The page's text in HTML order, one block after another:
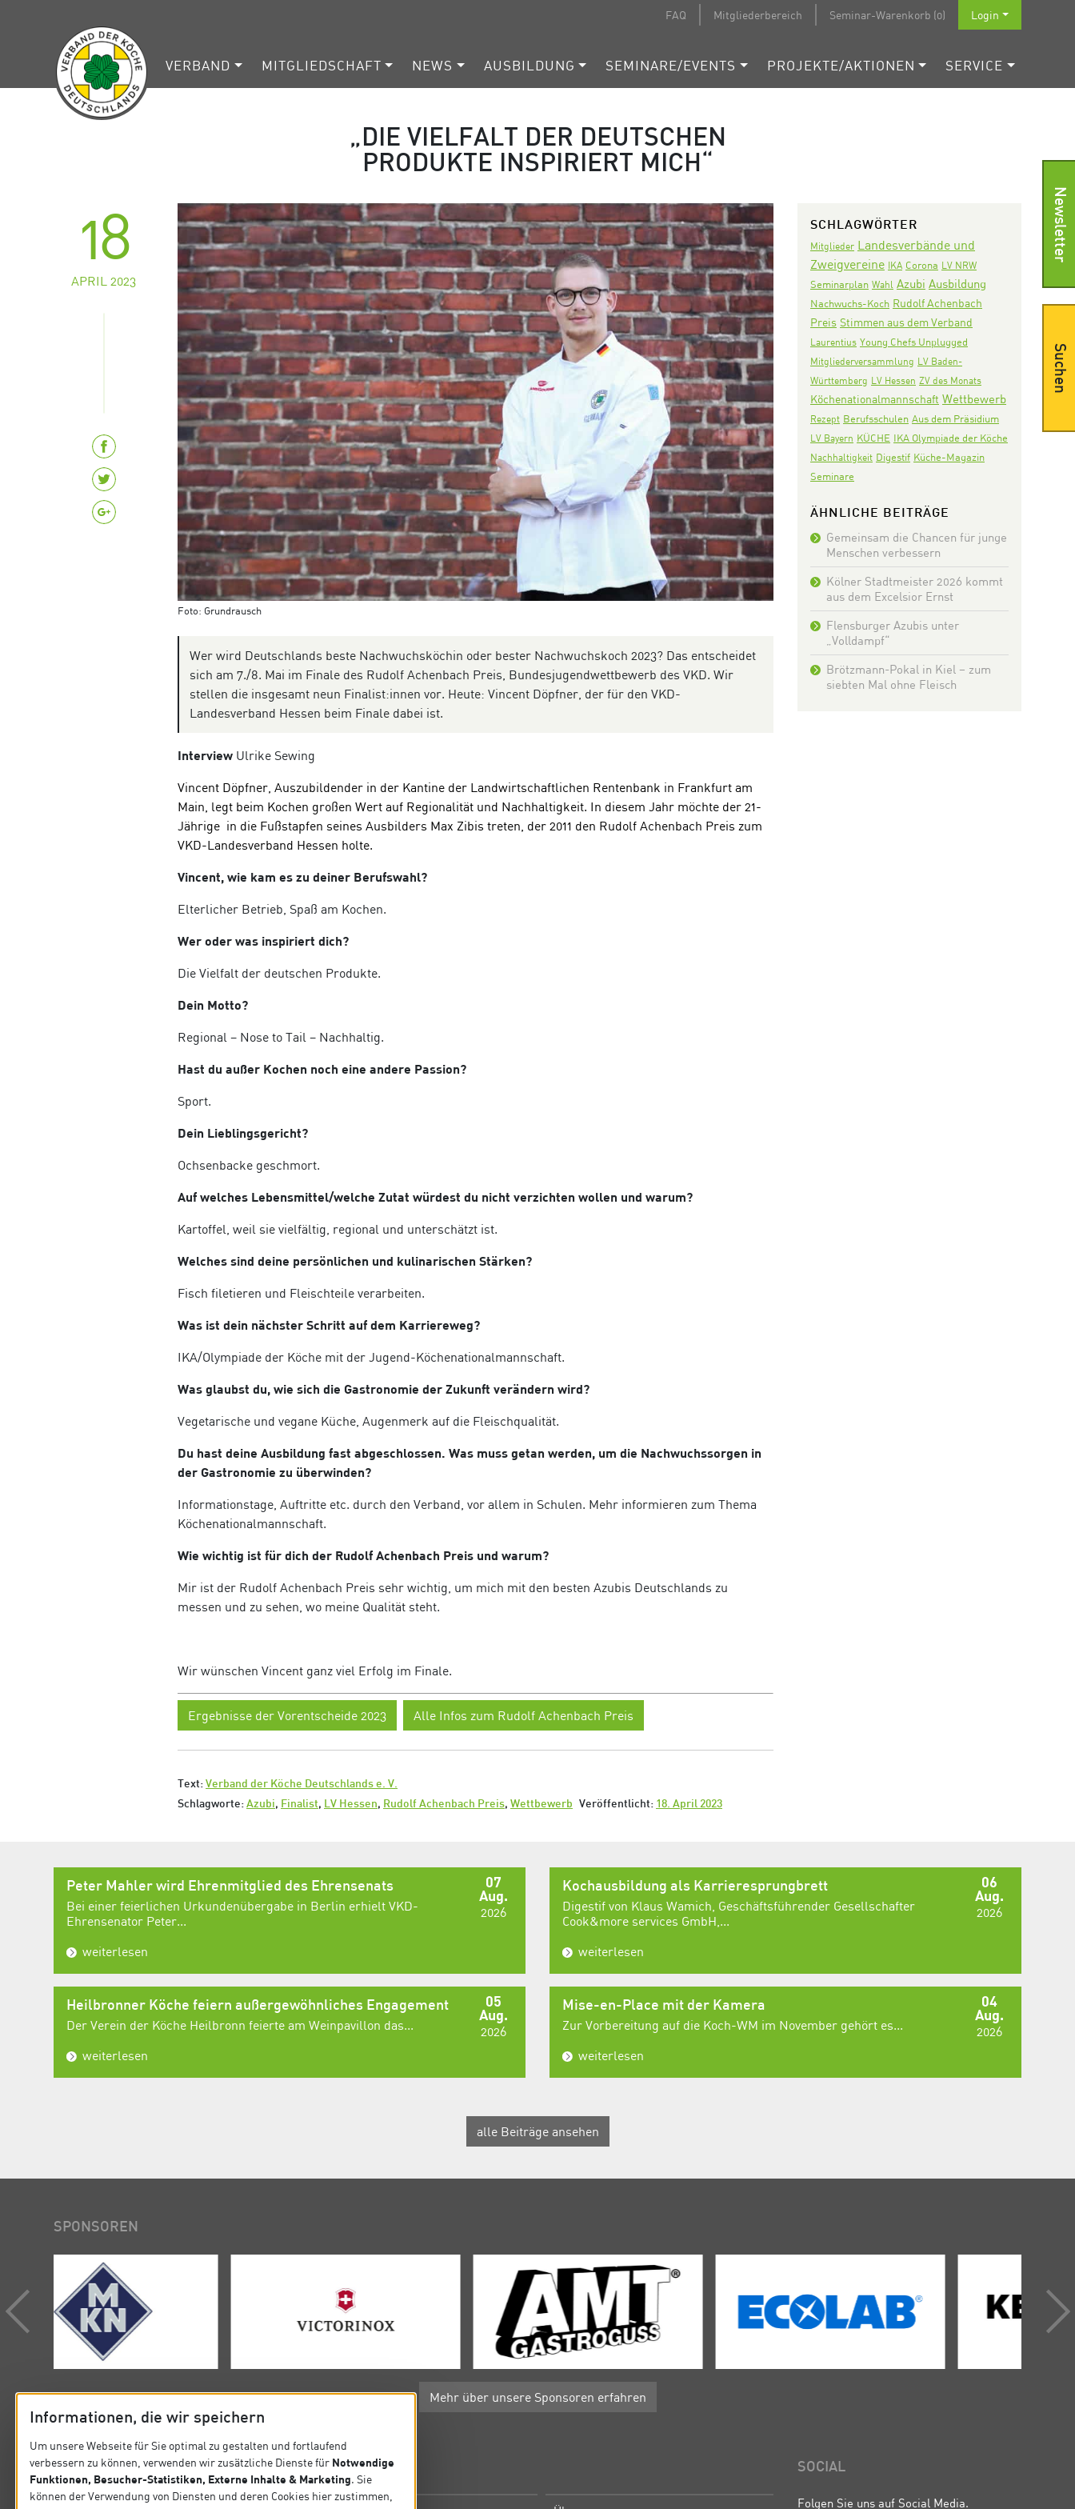
FAQ Mitgliederbereich Seminar-Warenkorb (0) Login
VERBAND MITGLIEDSCHAFT NEWS AUSBILDUNG SEMINARE/EVENTS PROJEKTE/AKTIONEN SERVICE
„DIE VIELFALT DER DEUTSCHEN
PRODUKTE INSPIRIERT MICH“
18
APRIL 2023
Foto: Grundrausch
Wer wird Deutschlands beste Nachwuchsköchin oder bester Nachwuchskoch 2023? Das entscheidet
sich am 7./8. Mai im Finale des Rudolf Achenbach Preis, Bundesjugendwettbewerb des VKD. Wir
stellen die insgesamt neun Finalist:innen vor. Heute: Vincent Döpfner, der für den VKD-
Landesverband Hessen beim Finale dabei ist.
Interview Ulrike Sewing
Vincent Döpfner, Auszubildender in der Kantine der Landwirtschaftlichen Rentenbank in Frankfurt am
Main, legt beim Kochen großen Wert auf Regionalität und Nachhaltigkeit. In diesem Jahr möchte der 21-
Jährige in die Fußstapfen seines Ausbilders Max Zibis treten, der 2011 den Rudolf Achenbach Preis zum
VKD-Landesverband Hessen holte.
Vincent, wie kam es zu deiner Berufswahl?
Elterlicher Betrieb, Spaß am Kochen.
Wer oder was inspiriert dich?
Die Vielfalt der deutschen Produkte.
Dein Motto?
Regional – Nose to Tail – Nachhaltig.
Hast du außer Kochen noch eine andere Passion?
Sport.
Dein Lieblingsgericht?
Ochsenbacke geschmort.
Auf welches Lebensmittel/welche Zutat würdest du nicht verzichten wollen und warum?
Kartoffel, weil sie vielfältig, regional und unterschätzt ist.
Welches sind deine persönlichen und kulinarischen Stärken?
Fisch filetieren und Fleischteile verarbeiten.
Was ist dein nächster Schritt auf dem Karriereweg?
IKA/Olympiade der Köche mit der Jugend-Köchenationalmannschaft.
Was glaubst du, wie sich die Gastronomie der Zukunft verändern wird?
Vegetarische und vegane Küche, Augenmerk auf die Fleischqualität.
Du hast deine Ausbildung fast abgeschlossen. Was muss getan werden, um die Nachwuchssorgen in
der Gastronomie zu überwinden?
Informationstage, Auftritte etc. durch den Verband, vor allem in Schulen. Mehr informieren zum Thema
Köchenationalmannschaft.
Wie wichtig ist für dich der Rudolf Achenbach Preis und warum?
Mir ist der Rudolf Achenbach Preis sehr wichtig, um mich mit den besten Azubis Deutschlands zu
messen und zu sehen, wo meine Qualität steht.
Wir wünschen Vincent ganz viel Erfolg im Finale.
Ergebnisse der Vorentscheide 2023 Alle Infos zum Rudolf Achenbach Preis
Text: Verband der Köche Deutschlands e. V.
Schlagworte: Azubi, Finalist, LV Hessen, Rudolf Achenbach Preis, Wettbewerb Veröffentlicht: 18. April 2023
SCHLAGWÖRTER
Mitglieder Landesverbände und
Zweigvereine IKA Corona LV NRW
Seminarplan Wahl Azubi Ausbildung
Nachwuchs-Koch Rudolf Achenbach
Preis Stimmen aus dem Verband
Laurentius Young Chefs Unplugged
Mitgliederversammlung LV Baden-
Württemberg LV Hessen ZV des Monats
Köchenationalmannschaft Wettbewerb
Rezept Berufsschulen Aus dem Präsidium
LV Bayern KÜCHE IKA Olympiade der Köche
Nachhaltigkeit Digestif Küche-Magazin
Seminare
ÄHNLICHE BEITRÄGE
Gemeinsam die Chancen für junge
Menschen verbessern
Kölner Stadtmeister 2026 kommt
aus dem Excelsior Ernst
Flensburger Azubis unter
„Volldampf“
Brötzmann-Pokal in Kiel – zum
siebten Mal ohne Fleisch
07
Aug.
2026
Peter Mahler wird Ehrenmitglied des Ehrensenats
Bei einer feierlichen Urkundenübergabe in Berlin erhielt VKD-
Ehrensenator Peter...
weiterlesen
06
Aug.
2026
Kochausbildung als Karrieresprungbrett
Digestif von Klaus Wamich, Geschäftsführender Gesellschafter
Cook&more services GmbH,...
weiterlesen
05
Aug.
2026
Heilbronner Köche feiern außergewöhnliches Engagement
Der Verein der Köche Heilbronn feierte am Weinpavillon das...
weiterlesen
04
Aug.
2026
Mise-en-Place mit der Kamera
Zur Vorbereitung auf die Koch-WM im November gehört es...
weiterlesen
alle Beiträge ansehen
Newsletter
Suchen
SPONSOREN
Mehr über unsere Sponsoren erfahren
KONTAKT
Verband der Köche Deutschlands e.V.
SITEMAP SOCIAL
Folgen Sie uns auf Social Media.
Informationen, die wir speichern
Um unsere Webseite für Sie optimal zu gestalten und fortlaufend
verbessern zu können, verwenden wir zusätzliche Dienste für Notwendige
Funktionen, Besucher-Statistiken, Externe Inhalte & Marketing. Sie
können der Verwendung von Diensten und deren Cookies hier zustimmen,